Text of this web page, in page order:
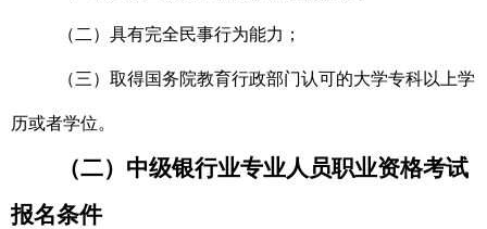
（二）具有完全民事行为能力；
（三）取得国务院教育行政部门认可的大学专科以上学
历或者学位。
（二） 中级银行业专业人员职业资格考试
报名条件